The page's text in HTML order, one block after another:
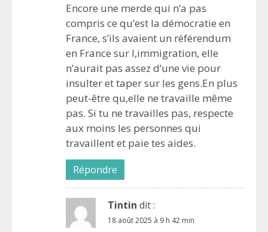
Encore une merde qui n’a pas
compris ce qu’est la démocratie en
France, s’ils avaient un référendum
en France sur l,immigration, elle
n’aurait pas assez d’une vie pour
insulter et taper sur les gens.En plus
peut-être qu,elle ne travaille même
pas. Si tu ne travailles pas, respecte
aux moins les personnes qui
travaillent et paie tes aides.
Répondre
Tintin dit :
18 août 2025 à 9 h 42 min